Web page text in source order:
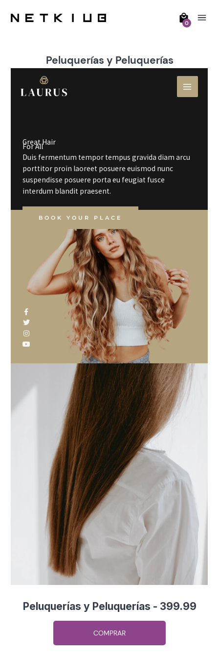
0
Peluquerías y Peluquerías
Peluquerías y Peluquerías - 399.99
COMPRAR